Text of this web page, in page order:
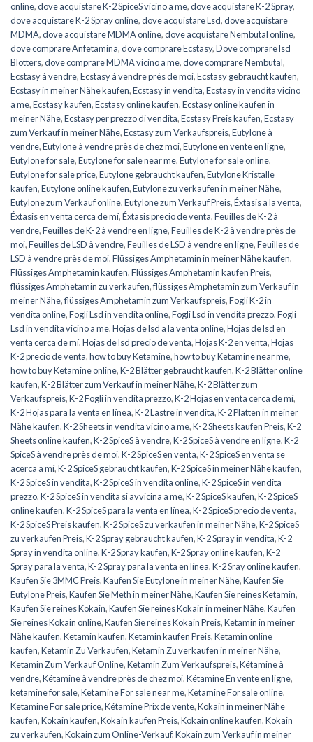
online,dove acquistare K-2 SpiceS vicino a me,dove acquistare K-2 Spray,
dove acquistare K-2 Spray online,dove acquistare Lsd,dove acquistare
MDMA,dove acquistare MDMA online,dove acquistare Nembutal online,
dove comprare Anfetamina,dove comprare Ecstasy,Dove comprare lsd
Blotters,dove comprare MDMA vicino a me,dove comprare Nembutal,
Ecstasy à vendre,Ecstasy à vendre près de moi,Ecstasy gebraucht kaufen,
Ecstasy in meiner Nähe kaufen,Ecstasy in vendita,Ecstasy in vendita vicino
a me,Ecstasy kaufen,Ecstasy online kaufen,Ecstasy online kaufen in
meiner Nähe,Ecstasy per prezzo di vendita,Ecstasy Preis kaufen,Ecstasy
zum Verkauf in meiner Nähe,Ecstasy zum Verkaufspreis,Eutylone à
vendre,Eutylone à vendre près de chez moi,Eutylone en vente en ligne,
Eutylone for sale,Eutylone for sale near me,Eutylone for sale online,
Eutylone for sale price,Eutylone gebraucht kaufen,Eutylone Kristalle
kaufen,Eutylone online kaufen,Eutylone zu verkaufen in meiner Nähe,
Eutylone zum Verkauf online,Eutylone zum Verkauf Preis,Éxtasis a la venta,
Éxtasis en venta cerca de mí,Éxtasis precio de venta,Feuilles de K-2 à
vendre,Feuilles de K-2 à vendre en ligne,Feuilles de K-2 à vendre près de
moi,Feuilles de LSD à vendre,Feuilles de LSD à vendre en ligne,Feuilles de
LSD à vendre près de moi,Flüssiges Amphetamin in meiner Nähe kaufen,
Flüssiges Amphetamin kaufen,Flüssiges Amphetamin kaufen Preis,
flüssiges Amphetamin zu verkaufen,flüssiges Amphetamin zum Verkauf in
meiner Nähe,flüssiges Amphetamin zum Verkaufspreis,Fogli K-2 in
vendita online,Fogli Lsd in vendita online,Fogli Lsd in vendita prezzo,Fogli
Lsd in vendita vicino a me,Hojas de lsd a la venta online,Hojas de lsd en
venta cerca de mí,Hojas de lsd precio de venta,Hojas K-2 en venta,Hojas
K-2 precio de venta,how to buy Ketamine,how to buy Ketamine near me,
how to buy Ketamine online,K-2 Blätter gebraucht kaufen,K-2 Blätter online
kaufen,K-2 Blätter zum Verkauf in meiner Nähe,K-2 Blätter zum
Verkaufspreis,K-2 Fogli in vendita prezzo,K-2 Hojas en venta cerca de mí,
K-2 Hojas para la venta en línea,K-2 Lastre in vendita,K-2 Platten in meiner
Nähe kaufen,K-2 Sheets in vendita vicino a me,K-2 Sheets kaufen Preis,K-2
Sheets online kaufen,K-2 SpiceS à vendre,K-2 SpiceS à vendre en ligne,K-2
SpiceS à vendre près de moi,K-2 SpiceS en venta,K-2 SpiceS en venta se
acerca a mí,K-2 SpiceS gebraucht kaufen,K-2 SpiceS in meiner Nähe kaufen,
K-2 SpiceS in vendita,K-2 SpiceS in vendita online,K-2 SpiceS in vendita
prezzo,K-2 SpiceS in vendita si avvicina a me,K-2 SpiceS kaufen,K-2 SpiceS
online kaufen,K-2 SpiceS para la venta en línea,K-2 SpiceS precio de venta,
K-2 SpiceS Preis kaufen,K-2 SpiceS zu verkaufen in meiner Nähe,K-2 SpiceS
zu verkaufen Preis,K-2 Spray gebraucht kaufen,K-2 Spray in vendita,K-2
Spray in vendita online,K-2 Spray kaufen,K-2 Spray online kaufen,K-2
Spray para la venta,K-2 Spray para la venta en línea,K-2 Sray online kaufen,
Kaufen Sie 3MMC Preis,Kaufen Sie Eutylone in meiner Nähe,Kaufen Sie
Eutylone Preis,Kaufen Sie Meth in meiner Nähe,Kaufen Sie reines Ketamin,
Kaufen Sie reines Kokain,Kaufen Sie reines Kokain in meiner Nähe,Kaufen
Sie reines Kokain online,Kaufen Sie reines Kokain Preis,Ketamin in meiner
Nähe kaufen,Ketamin kaufen,Ketamin kaufen Preis,Ketamin online
kaufen,Ketamin Zu Verkaufen,Ketamin Zu verkaufen in meiner Nähe,
Ketamin Zum Verkauf Online,Ketamin Zum Verkaufspreis,Kétamine à
vendre,Kétamine à vendre près de chez moi,Kétamine En vente en ligne,
ketamine for sale,Ketamine For sale near me,Ketamine For sale online,
Ketamine For sale price,Kétamine Prix de vente,Kokain in meiner Nähe
kaufen,Kokain kaufen,Kokain kaufen Preis,Kokain online kaufen,Kokain
zu verkaufen,Kokain zum Online-Verkauf,Kokain zum Verkauf in meiner